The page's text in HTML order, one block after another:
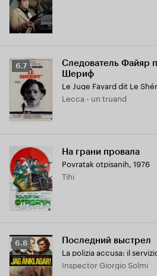
Рейтинг
Кинопоиска
6.7
6.7
Следователь Файяр
Шериф
Le Juge Fayard dit Le
Lecca - un truand
На грани провала
Povratak otpisanih, 1976
Tihi
Рейтинг
Кинопоиска
6.8
6.8 Последний выстрел
La polizia accusa: il
Inspector Giorgio Solmi